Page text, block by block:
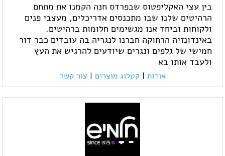
בין עצי האקליפטוס שבפרדס חנה הקמנו את מתחם
הרהיטים שלנו שבו מתכנסים אדריכלים, מעצבי פנים
ולקוחות וביחד אנו מגשימים חלומות ברהיטים.
באינדונזיה הרחוקה חברנו לנגריה בה עובדים כבר דור
חמישי של גלפים ונגרים שיודעים להרגיש את העץ
ולעבד אותו בא
אודות | קטלוג מוצרים | צור קשר